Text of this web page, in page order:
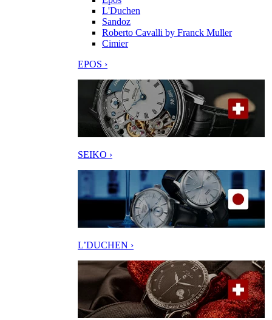
L'Duchen
Sandoz
Roberto Cavalli by Franck Muller
Cimier
EPOS ›
SEIKO ›
L’DUCHEN ›